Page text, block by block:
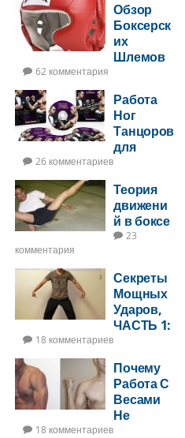
Обзор
Боксерск
их
Шлемов
62 комментария
Работа
Ног
Танцоров
для
26 комментариев
Теория
движени
й в боксе
23
комментария
Секреты
Мощных
Ударов,
ЧАСТЬ 1:
На 2 Ноги
18 комментариев
Почему
Работа С
Весами
Не
18 комментариев